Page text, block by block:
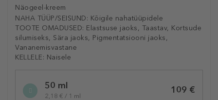
Näogeel-kreem
NAHA TÜÜP/SEISUND: Kõigile nahatüüpidele
TOOTE OMADUSED: Elastsuse jaoks, Taastav, Kortsude
silumiseks, Sära jaoks, Pigmentatsiooni jaoks,
Vananemisvastane
KELLELE: Naisele
variation50 ml
2,18 € / 1 ml
109 €